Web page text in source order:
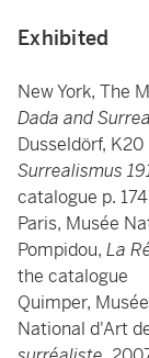
Exhibited
New York, The
Dada and
Dusseldörf,
Surrealismus
catalogue p. 174
Paris, Musée
Pompidou, La
the catalogue
Quimper,
National d'Art